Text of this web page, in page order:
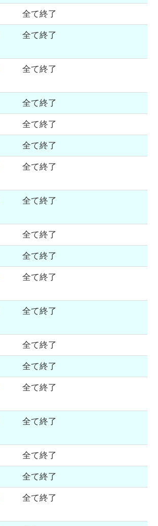
全て終了
全て終了
全て終了
全て終了
全て終了
全て終了
全て終了
全て終了
全て終了
全て終了
全て終了
全て終了
全て終了
全て終了
全て終了
全て終了
全て終了
全て終了
全て終了